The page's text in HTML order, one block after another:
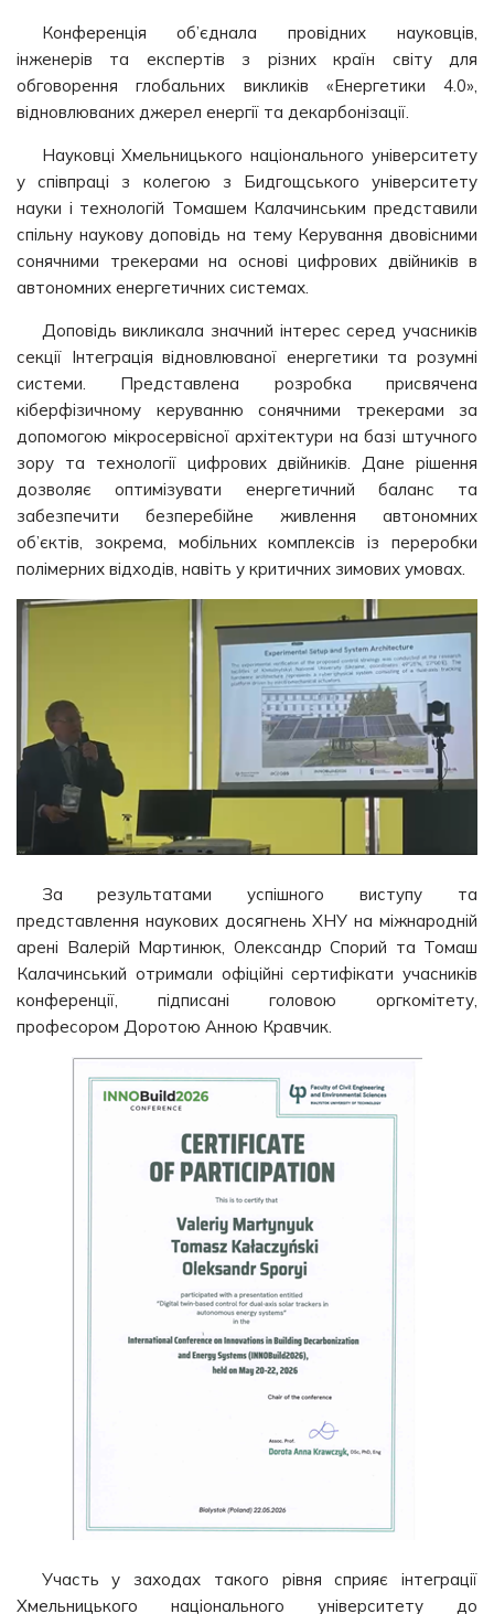
Конференція об’єднала провідних науковців,
інженерів та експертів з різних країн світу для
обговорення глобальних викликів «Енергетики 4.0»,
відновлюваних джерел енергії та декарбонізації.
Науковці Хмельницького національного університету
у співпраці з колегою з Бидгощського університету
науки і технологій Томашем Калачинським представили
спільну наукову доповідь на тему Керування двовісними
сонячними трекерами на основі цифрових двійників в
автономних енергетичних системах.
Доповідь викликала значний інтерес серед учасників
секції Інтеграція відновлюваної енергетики та розумні
системи. Представлена розробка присвячена
кіберфізичному керуванню сонячними трекерами за
допомогою мікросервісної архітектури на базі штучного
зору та технології цифрових двійників. Дане рішення
дозволяє оптимізувати енергетичний баланс та
забезпечити безперебійне живлення автономних
об’єктів, зокрема, мобільних комплексів із переробки
полімерних відходів, навіть у критичних зимових умовах.
За результатами успішного виступу та
представлення наукових досягнень ХНУ на міжнародній
арені Валерій Мартинюк, Олександр Спорий та Томаш
Калачинський отримали офіційні сертифікати учасників
конференції, підписані головою оргкомітету,
професором Доротою Анною Кравчик.
Участь у заходах такого рівня сприяє інтеграції
Хмельницького національного університету до